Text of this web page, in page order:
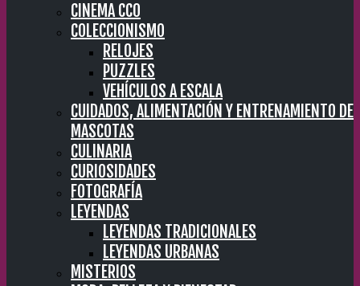
CINEMA CC0
COLECCIONISMO
RELOJES
PUZZLES
VEHÍCULOS A ESCALA
CUIDADOS, ALIMENTACIÓN Y ENTRENAMIENTO DE
MASCOTAS
CULINARIA
CURIOSIDADES
FOTOGRAFÍA
LEYENDAS
LEYENDAS TRADICIONALES
LEYENDAS URBANAS
MISTERIOS